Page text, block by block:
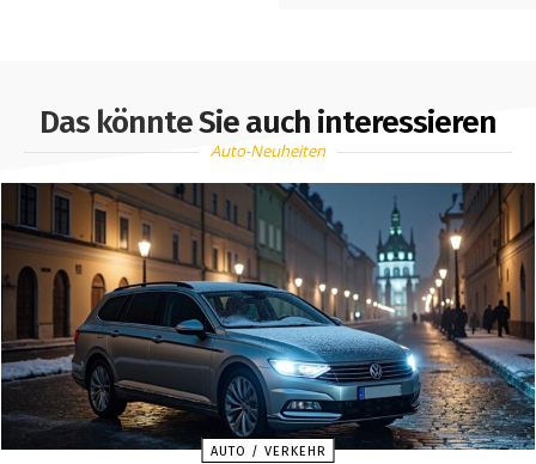
Das könnte Sie auch interessieren
Auto-Neuheiten
AUTO / VERKEHR